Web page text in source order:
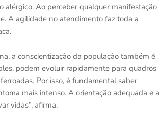
alérgico. Ao perceber qualquer manifestação
A agilidade no atendimento faz toda a
a conscientização da população também é
podem evoluir rapidamente para quadros
Por isso, é fundamental saber
mais intenso. A orientação adequada e a
vidas”, afirma.